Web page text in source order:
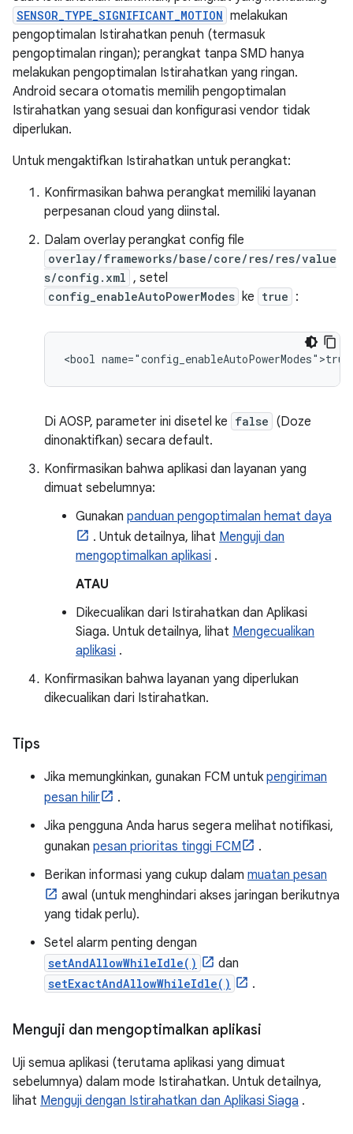
SENSOR_TYPE_SIGNIFICANT_MOTION melakukan
pengoptimalan Istirahatkan penuh (termasuk
pengoptimalan ringan); perangkat tanpa SMD hanya
melakukan pengoptimalan Istirahatkan yang ringan.
Android secara otomatis memilih pengoptimalan
Istirahatkan yang sesuai dan konfigurasi vendor tidak
diperlukan.
Untuk mengaktifkan Istirahatkan untuk perangkat:
Konfirmasikan bahwa perangkat memiliki layanan
perpesanan cloud yang diinstal.
Dalam overlay perangkat config file
overlay/frameworks/base/core/res/res/value
s/config.xml , setel
config_enableAutoPowerModes ke true :
Di AOSP, parameter ini disetel ke false (Doze
dinonaktifkan) secara default.
Konfirmasikan bahwa aplikasi dan layanan yang
dimuat sebelumnya:
Gunakan panduan pengoptimalan hemat daya
. Untuk detailnya, lihat Menguji dan
mengoptimalkan aplikasi .
ATAU
Dikecualikan dari Istirahatkan dan Aplikasi
Siaga. Untuk detailnya, lihat Mengecualikan
aplikasi .
Konfirmasikan bahwa layanan yang diperlukan
dikecualikan dari Istirahatkan.
Tips
Jika memungkinkan, gunakan FCM untuk pengiriman
pesan hilir
.
Jika pengguna Anda harus segera melihat notifikasi,
gunakan pesan prioritas tinggi FCM
.
Berikan informasi yang cukup dalam muatan pesan
awal (untuk menghindari akses jaringan berikutnya
yang tidak perlu).
Setel alarm penting dengan
setAndAllowWhileIdle() dan
setExactAndAllowWhileIdle() .
Menguji dan mengoptimalkan aplikasi
Uji semua aplikasi (terutama aplikasi yang dimuat
sebelumnya) dalam mode Istirahatkan. Untuk detailnya,
lihat Menguji dengan Istirahatkan dan Aplikasi Siaga .